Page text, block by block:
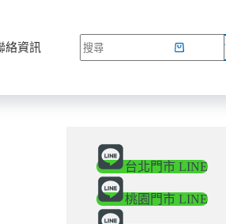
絡資訊 網路商店
台北門市 LINE
桃園門市 LINE